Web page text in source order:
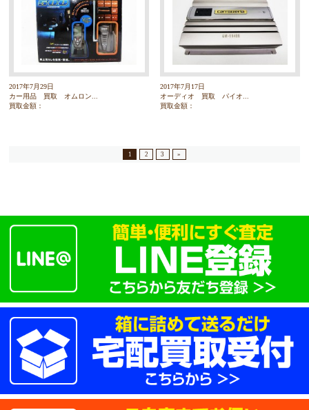
2017年7月29日
カー用品 買取 オムロン...
買取金額：
2017年7月17日
オーディオ 買取 パイオ...
買取金額：
1 2 3 »